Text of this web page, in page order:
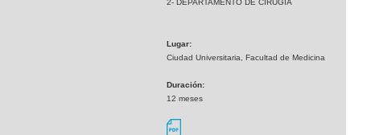
2- DEPARTAMENTO DE CIRUGÍA
Lugar:
Ciudad Universitaria, Facultad de Medicina
Duración:
12 meses